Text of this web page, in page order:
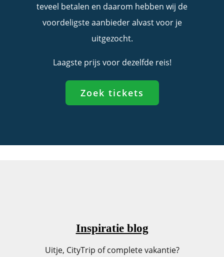
teveel betalen en daarom hebben wij de
voordeligste aanbieder alvast voor je
uitgezocht.
Laagste prijs voor dezelfde reis!
Zoek tickets
Inspiratie blog
Uitje, CityTrip of complete vakantie?